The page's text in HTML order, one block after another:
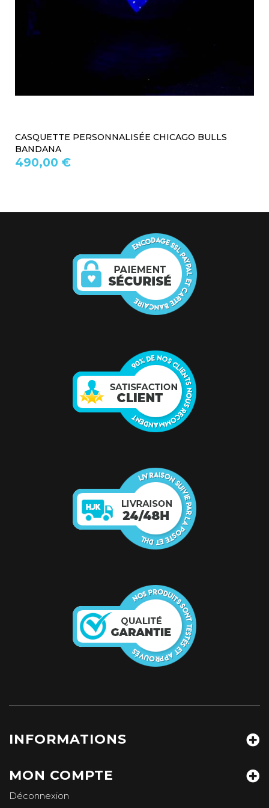
CASQUETTE PERSONNALISÉE CHICAGO BULLS
BANDANA
490,00 €
INFORMATIONS
MON COMPTE
Déconnexion